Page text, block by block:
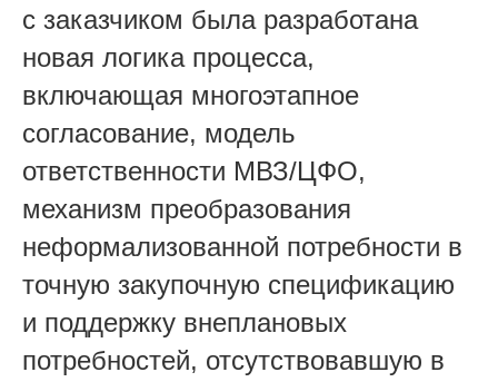
с заказчиком была разработана
новая логика процесса,
включающая многоэтапное
согласование, модель
ответственности МВЗ/ЦФО,
механизм преобразования
неформализованной потребности в
точную закупочную спецификацию
и поддержку внеплановых
потребностей, отсутствовавшую в